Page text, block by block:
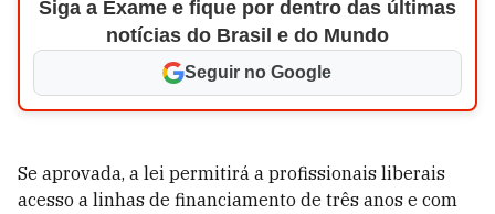
Siga a Exame e fique por dentro das últimas
notícias do Brasil e do Mundo
Seguir no Google
Se aprovada, a lei permitirá a profissionais liberais
acesso a linhas de financiamento de três anos e com